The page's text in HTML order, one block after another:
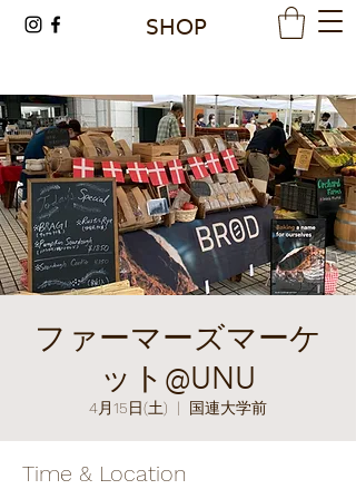
SHOP
ファーマーズマーケ
ット@UNU
4月15日(土)
  |
国連大学前
Time & Location